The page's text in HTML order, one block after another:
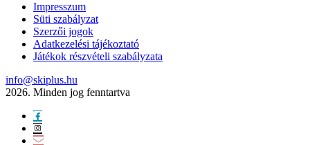
Impresszum
Süti szabályzat
Szerzői jogok
Adatkezelési tájékoztató
Játékok részvételi szabályzata
info@skiplus.hu
2026. Minden jog fenntartva